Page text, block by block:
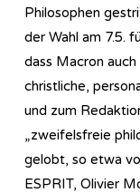
Philosophen
der Wahl am 7.5.
dass Macron
christliche,
und zum
„zweifelsfreie
gelobt, so etwa
ESPRIT, Olivier